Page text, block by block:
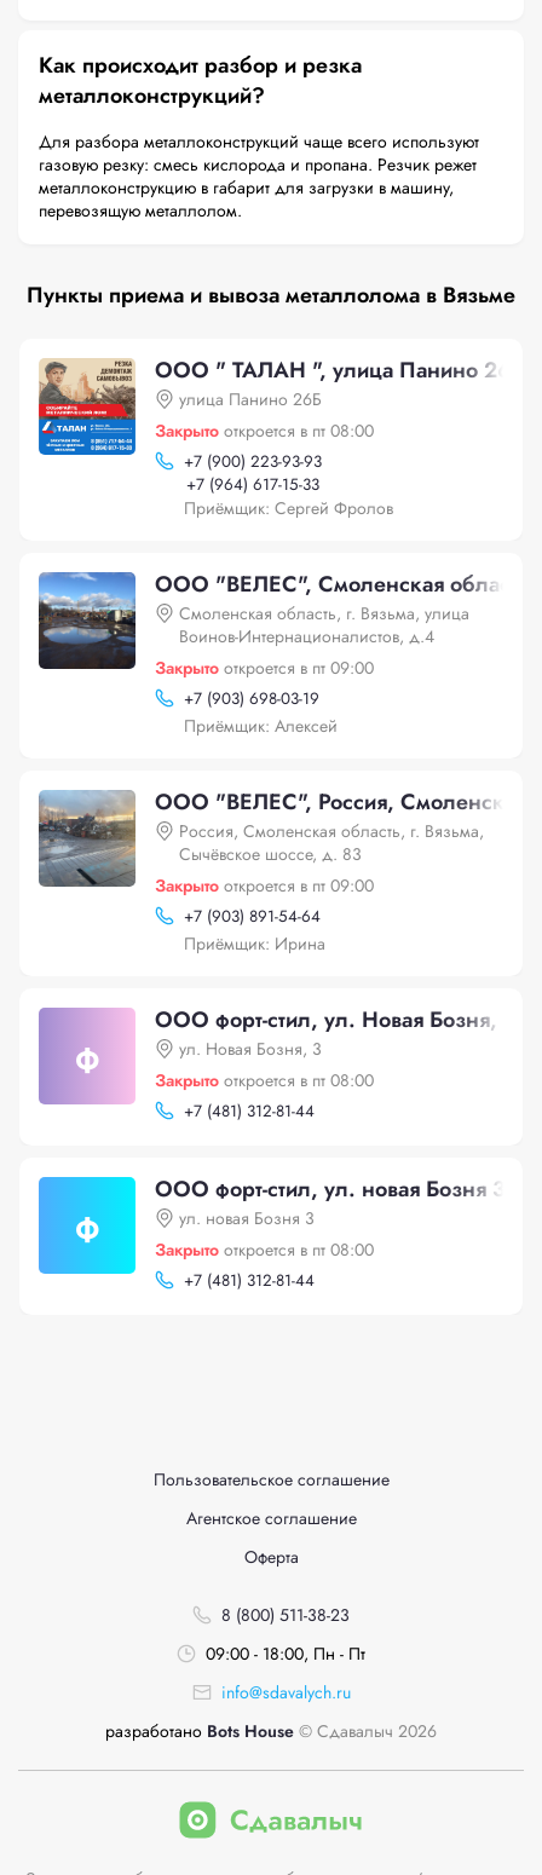
Как происходит разбор и резка
металлоконструкций?
Для разбора металлоконструкций чаще всего используют
газовую резку: смесь кислорода и пропана. Резчик режет
металлоконструкцию в габарит для загрузки в машину,
перевозящую металлолом.
Пункты приема и вывоза металлолома в Вязьме
ООО " ТАЛАН ", улица Панино 26Б
улица Панино 26Б
Закрыто откроется в пт 08:00
+7 (900) 223-93-93
+7 (964) 617-15-33
Приёмщик: Сергей Фролов
ООО "ВЕЛЕС", Смоленская область,
Смоленская область, г. Вязьма, улица
Воинов-Интернационалистов, д.4
Закрыто откроется в пт 09:00
+7 (903) 698-03-19
Приёмщик: Алексей
ООО "ВЕЛЕС", Россия, Смоленская
Россия, Смоленская область, г. Вязьма,
Сычёвское шоссе, д. 83
Закрыто откроется в пт 09:00
+7 (903) 891-54-64
Приёмщик: Ирина
ф
ООО форт-стил, ул. Новая Бозня, 3
ул. Новая Бозня, 3
Закрыто откроется в пт 08:00
+7 (481) 312-81-44
ф
ООО форт-стил, ул. новая Бозня 3
ул. новая Бозня 3
Закрыто откроется в пт 08:00
+7 (481) 312-81-44
Пользовательское соглашение
Агентское соглашение
Оферта
8 (800) 511-38-23
09:00 - 18:00, Пн - Пт
info@sdavalych.ru
разработано Bots House © Сдавалыч 2026